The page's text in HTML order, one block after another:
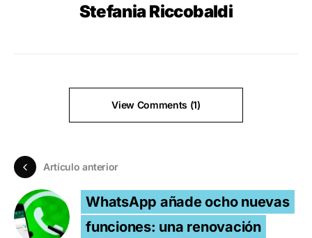
Stefania Riccobaldi
View Comments (1)
Artículo anterior
WhatsApp añade ocho nuevas
funciones: una renovación